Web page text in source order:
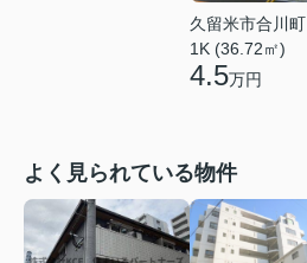
久留米市合川町
1K (36.72㎡)
4.5万円
よく見られている物件